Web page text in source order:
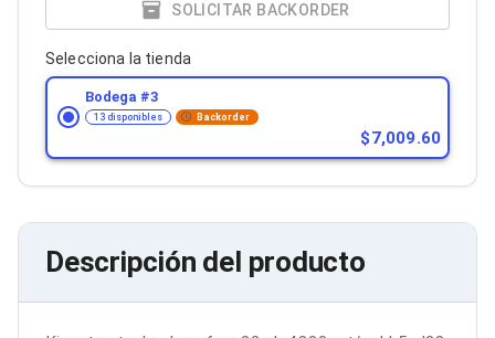
Adaptadores PC
Adaptadores PC USB
Adaptadores PC Serial
Adaptadores PC SATA
Adaptadores PC IDE
Bluetooth
Adaptadores Video DisplayPort
Divisores de Video
Adaptadores Video HDMI
Extensores y Receptores de Vídeo
SOLICITAR BACKORDER
Selecciona la tienda
Bodega #3
13 disponibles Backorder
7,009.60
Descripción del producto